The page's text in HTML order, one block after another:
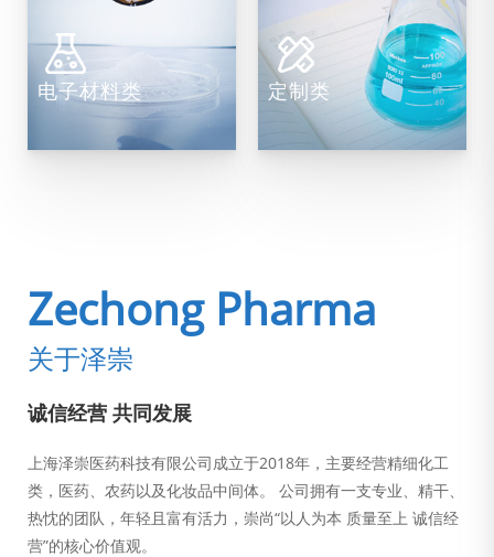
电子材料类 定制类
Zechong Pharma
关于泽崇
诚信经营 共同发展
上海泽崇医药科技有限公司成立于2018年，主要经营精细化工
类，医药、农药以及化妆品中间体。 公司拥有一支专业、精干、
热忱的团队，年轻且富有活力，崇尚“以人为本 质量至上 诚信经
营”的核心价值观。